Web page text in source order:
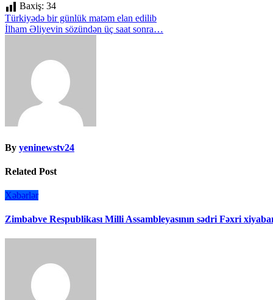
Baxiş: 34
Yazı
naviqasiyası
Türkiyədə bir günlük matəm elan edilib
İlham Əliyevin sözündən üç saat sonra…
By yeninewstv24
Related Post
Xəbərlər
Zimbabve Respublikası Milli Assambleyasının sədri Fəxri